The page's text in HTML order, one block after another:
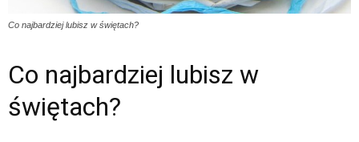
Co najbardziej lubisz w świętach?
Co najbardziej lubisz w
świętach?